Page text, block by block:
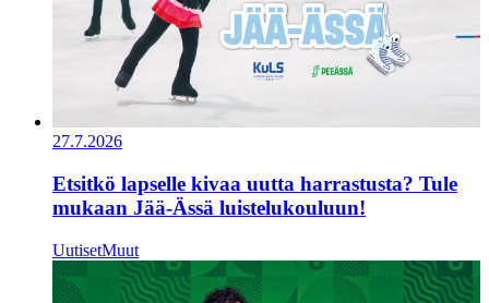
27.7.2026
Etsitkö lapselle kivaa uutta harrastusta? Tule
mukaan Jää-Ässä luistelukouluun!
UutisetMuut